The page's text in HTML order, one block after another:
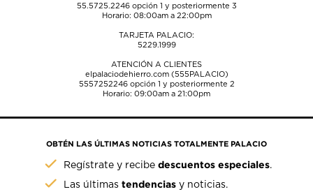
55.5725.2246opción 1 y posteriormente 3
Horario: 08:00am a 22:00pm
TARJETA PALACIO:
5229.1999
ATENCIÓN A CLIENTES
elpalaciodehierro.com (555PALACIO)
5557252246opción 1 y posteriormente 2
Horario: 09:00am a 21:00pm
OBTÉN LAS ÚLTIMAS NOTICIAS TOTALMENTE PALACIO
Regístrate y recibedescuentos especiales.
Las últimastendencias y noticias.